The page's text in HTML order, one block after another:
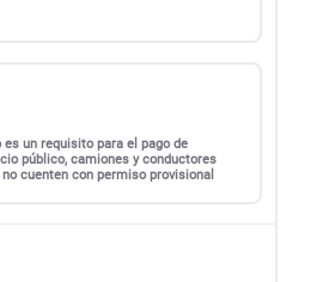
un requisito para el pago de
público, camiones y conductores
cuenten con permiso provisional